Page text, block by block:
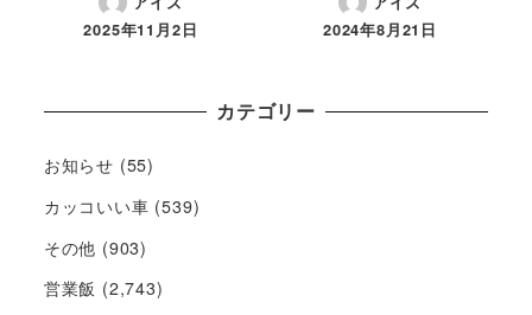
2025年11月2日
2024年8月21日
カテゴリー
お知らせ (55)
カッコいい車 (539)
その他 (903)
営業飯 (2,743)